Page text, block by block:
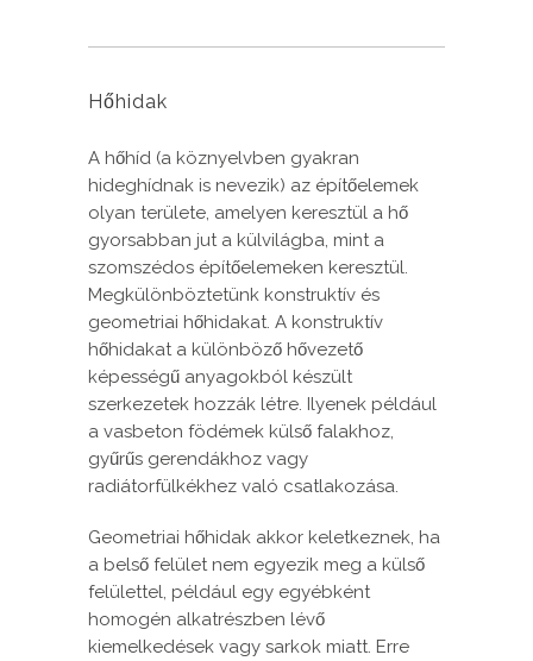
Hőhidak
A hőhíd (a köznyelvben gyakran
hideghídnak is nevezik) az építőelemek
olyan területe, amelyen keresztül a hő
gyorsabban jut a külvilágba, mint a
szomszédos építőelemeken keresztül.
Megkülönböztetünk konstruktív és
geometriai hőhidakat. A konstruktív
hőhidakat a különböző hővezető
képességű anyagokból készült
szerkezetek hozzák létre. Ilyenek például
a vasbeton födémek külső falakhoz,
gyűrűs gerendákhoz vagy
radiátorfülkékhez való csatlakozása.
Geometriai hőhidak akkor keletkeznek, ha
a belső felület nem egyezik meg a külső
felülettel, például egy egyébként
homogén alkatrészben lévő
kiemelkedések vagy sarkok miatt. Erre